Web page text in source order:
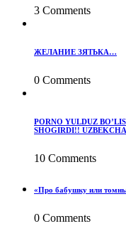
3 Comments
ЖЕЛАНИЕ ЗЯТЬКА…
0 Comments
PORNO YULDUZ
SHOGIRDI!!
10 Comments
«Про бабушку или
0 Comments